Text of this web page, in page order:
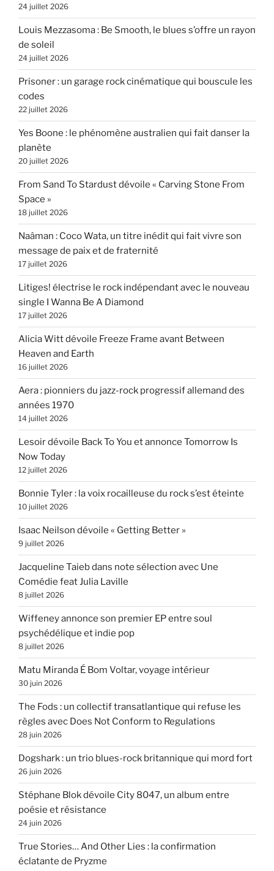
24 juillet 2026
Louis Mezzasoma : Be Smooth, le blues s’offre un rayon
de soleil
24 juillet 2026
Prisoner : un garage rock cinématique qui bouscule les
codes
22 juillet 2026
Yes Boone : le phénomène australien qui fait danser la
planète
20 juillet 2026
From Sand To Stardust dévoile « Carving Stone From
Space »
18 juillet 2026
Naâman : Coco Wata, un titre inédit qui fait vivre son
message de paix et de fraternité
17 juillet 2026
Litiges! électrise le rock indépendant avec le nouveau
single I Wanna Be A Diamond
17 juillet 2026
Alicia Witt dévoile Freeze Frame avant Between
Heaven and Earth
16 juillet 2026
Aera : pionniers du jazz-rock progressif allemand des
années 1970
14 juillet 2026
Lesoir dévoile Back To You et annonce Tomorrow Is
Now Today
12 juillet 2026
Bonnie Tyler : la voix rocailleuse du rock s’est éteinte
10 juillet 2026
Isaac Neilson dévoile « Getting Better »
9 juillet 2026
Jacqueline Taieb dans note sélection avec Une
Comédie feat Julia Laville
8 juillet 2026
Wiffeney annonce son premier EP entre soul
psychédélique et indie pop
8 juillet 2026
Matu Miranda É Bom Voltar, voyage intérieur
30 juin 2026
The Fods : un collectif transatlantique qui refuse les
règles avec Does Not Conform to Regulations
28 juin 2026
Dogshark : un trio blues-rock britannique qui mord fort
26 juin 2026
Stéphane Blok dévoile City 8047, un album entre
poésie et résistance
24 juin 2026
True Stories… And Other Lies : la confirmation
éclatante de Pryzme